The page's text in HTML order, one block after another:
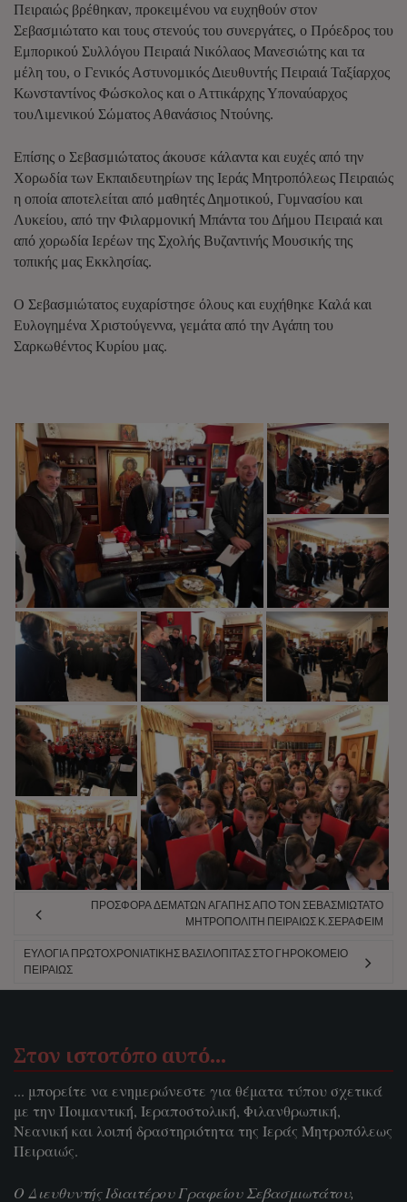
Πειραιώς βρέθηκαν, προκειμένου να ευχηθούν στον
Σεβασμιώτατο και τους στενούς του συνεργάτες, ο Πρόεδρος του
Εμπορικού Συλλόγου Πειραιά Νικόλαος Μανεσιώτης και τα
μέλη του, ο Γενικός Αστυνομικός Διευθυντής Πειραιά Ταξίαρχος
Κωνσταντίνος Φώσκολος και ο Αττικάρχης Υποναύαρχος
τουΛιμενικού Σώματος Αθανάσιος Ντούνης.
Επίσης ο Σεβασμιώτατος άκουσε κάλαντα και ευχές από την
Χορωδία των Εκπαιδευτηρίων της Ιεράς Μητροπόλεως Πειραιώς
η οποία αποτελείται από μαθητές Δημοτικού, Γυμνασίου και
Λυκείου, από την Φιλαρμονική Μπάντα του Δήμου Πειραιά και
από χορωδία Ιερέων της Σχολής Βυζαντινής Μουσικής της
τοπικής μας Εκκλησίας.
Ο Σεβασμιώτατος ευχαρίστησε όλους και ευχήθηκε Καλά και
Ευλογημένα Χριστούγεννα, γεμάτα από την Αγάπη του
Σαρκωθέντος Κυρίου μας.
ΠΡΟΣΦΟΡΆ ΔΕΜΆΤΩΝ ΑΓΆΠΗΣ ΑΠΌ ΤΟΝ ΣΕΒΑΣΜΙΏΤΑΤΟ
ΜΗΤΡΟΠΟΛΊΤΗ ΠΕΙΡΑΙΏΣ Κ.ΣΕΡΑΦΕΊΜ
ΕΥΛΟΓΊΑ ΠΡΩΤΟΧΡΟΝΙΆΤΙΚΗΣ ΒΑΣΙΛΌΠΙΤΑΣ ΣΤΟ ΓΗΡΟΚΟΜΕΊΟ
ΠΕΙΡΑΙΏΣ
Στον ιστοτόπο αυτό…
... μπορείτε να ενημερώνεστε για θέματα τύπου σχετικά
με την Ποιμαντική, Ιεραποστολική, Φιλανθρωπική,
Νεανική και λοιπή δραστηριότητα της Ιεράς Μητροπόλεως
Πειραιώς.
Ο Διευθυντής Ιδιαιτέρου Γραφείου Σεβασμιωτάτου,